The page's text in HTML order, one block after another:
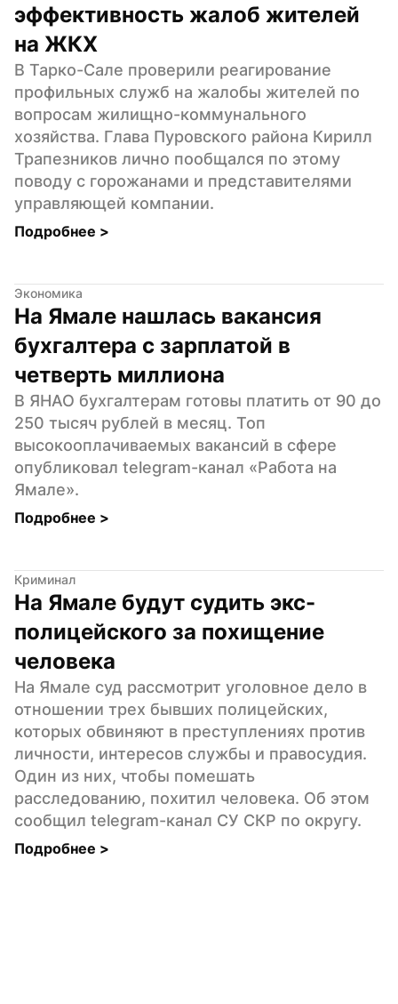
эффективность жалоб жителей
на ЖКХ
В Тарко-Сале проверили реагирование
профильных служб на жалобы жителей по
вопросам жилищно-коммунального
хозяйства. Глава Пуровского района Кирилл
Трапезников лично пообщался по этому
поводу с горожанами и представителями
управляющей компании.
Подробнее >
Экономика
На Ямале нашлась вакансия
бухгалтера с зарплатой в
четверть миллиона
В ЯНАО бухгалтерам готовы платить от 90 до
250 тысяч рублей в месяц. Топ
высокооплачиваемых вакансий в сфере
опубликовал telegram-канал «Работа на
Ямале».
Подробнее >
Криминал
На Ямале будут судить экс-
полицейского за похищение
человека
На Ямале суд рассмотрит уголовное дело в
отношении трех бывших полицейских,
которых обвиняют в преступлениях против
личности, интересов службы и правосудия.
Один из них, чтобы помешать
расследованию, похитил человека. Об этом
сообщил telegram-канал СУ СКР по округу.
Подробнее >